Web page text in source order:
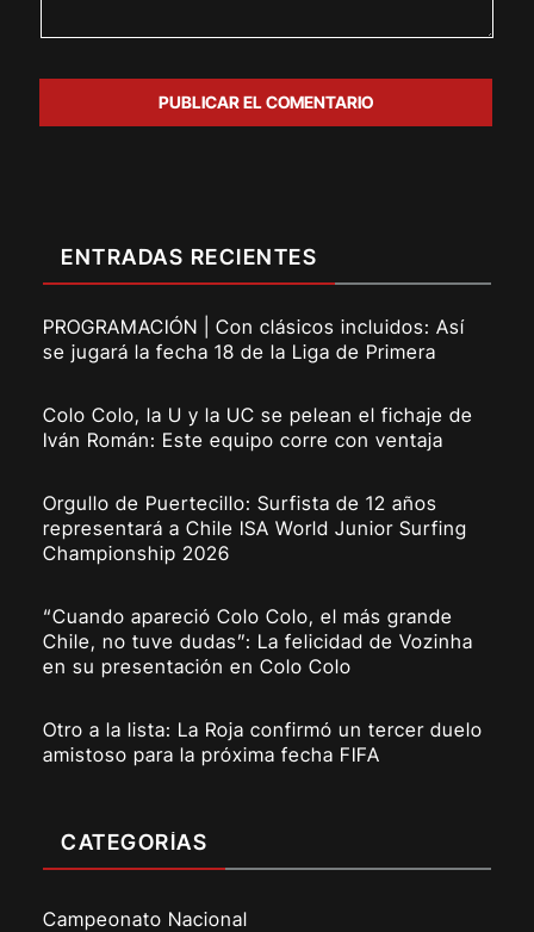
ENTRADAS RECIENTES
PROGRAMACIÓN | Con clásicos incluidos: Así
se jugará la fecha 18 de la Liga de Primera
Colo Colo, la U y la UC se pelean el fichaje de
Iván Román: Este equipo corre con ventaja
Orgullo de Puertecillo: Surfista de 12 años
representará a Chile ISA World Junior Surfing
Championship 2026
“Cuando apareció Colo Colo, el más grande
Chile, no tuve dudas”: La felicidad de Vozinha
en su presentación en Colo Colo
Otro a la lista: La Roja confirmó un tercer duelo
amistoso para la próxima fecha FIFA
CATEGORÍAS
Campeonato Nacional